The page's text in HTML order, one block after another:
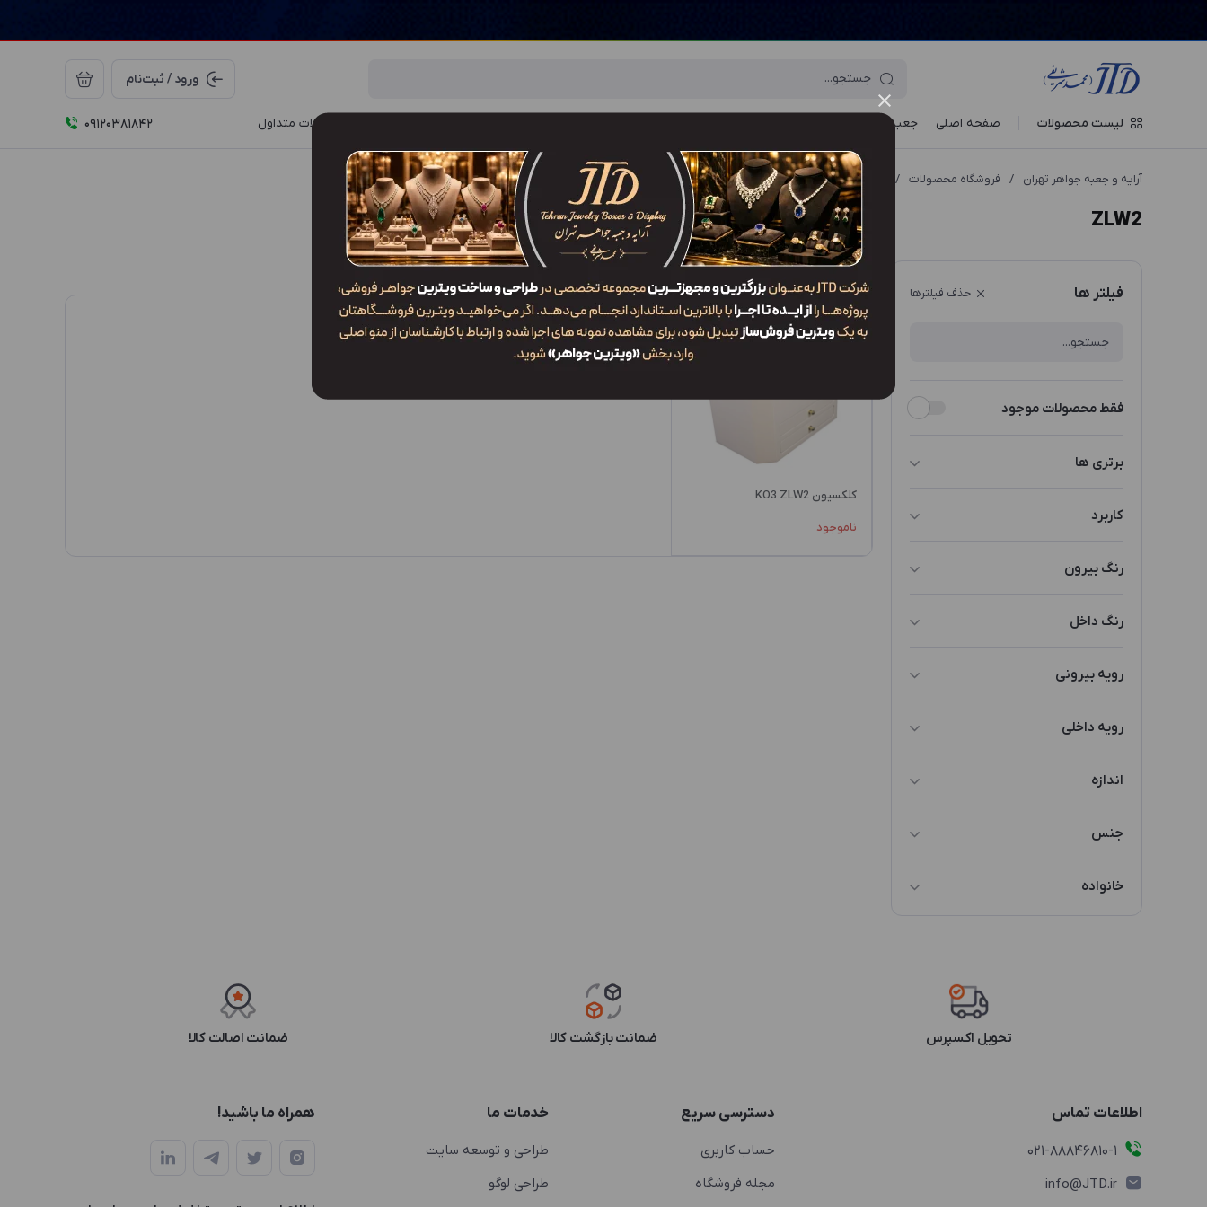
ورود / ثبت‌نام
لیست محصولات صفحه اصلی جعبه‌ ها سوالات متداول 09120381842
آرایه و جعبه جواهر تهران / فروشگاه محصولات / انواع مدل محصولات /
ZLW2
ZLW2
فیلتر ها حذف فیلترها
فقط محصولات موجود
برتری ها
براق
قفل دار
کاربرد
رنگ بیرون
رنگ داخل
سفید/مشکی
رویه بیرونی
رویه داخلی
اندازه
جنس
خانواده
ترتیب نمایش: جدیدترین محبوب‌ترین ارزان‌ترین
کلکسیون KO3 ZLW2
ناموجود
تحویل اکسپرس ضمانت بازگشت کالا ضمانت اصالت کالا
اطلاعات تماس
021-88846810-1
info@JTD.ir
دسترسی سریع
حساب کاربری
مجله فروشگاه
خدمات ما
طراحی و توسعه سایت
طراحی لوگو
همراه ما باشید!